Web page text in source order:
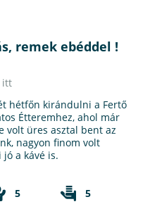
remek ebéddel !
itt
hétfőn kirándulni a Fertő
Étteremhez, ahol már
volt üres asztal bent az
nagyon finom volt
a kávé is.
5
5